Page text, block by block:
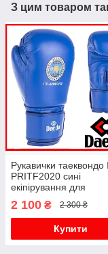
З цим товаром
Рукавички таеквондо
PRITF2020 сині
екіпірування для
тхеквондо ITF
2 100 ₴ 2 300 ₴
Купити